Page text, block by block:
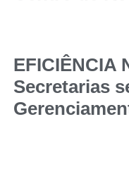
EFICIÊNCIA
Secretarias